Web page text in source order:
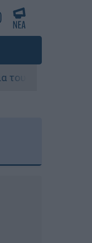
τουριστριών -